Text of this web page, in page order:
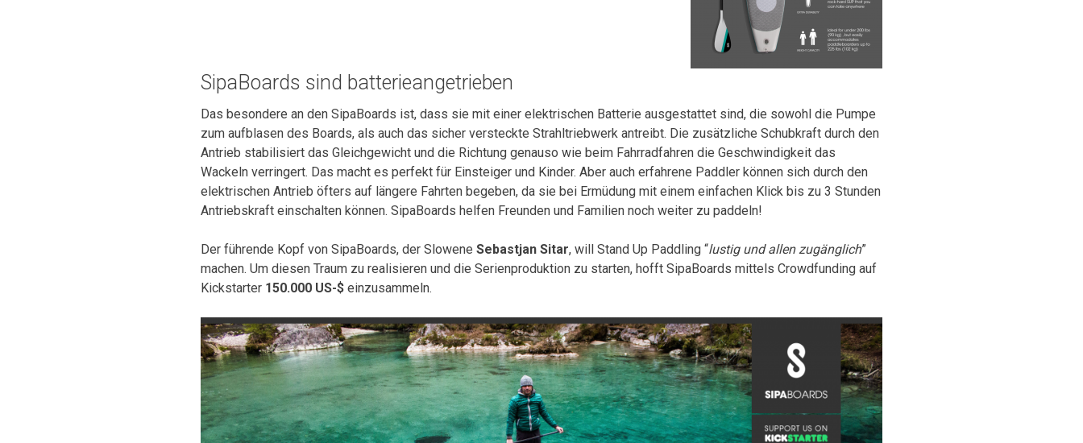
SipaBoards sind batterieangetrieben
Das besondere an den SipaBoards ist, dass sie mit einer elektrischen Batterie ausgestattet sind, die sowohl die Pumpe
zum aufblasen des Boards, als auch das sicher versteckte Strahltriebwerk antreibt. Die zusätzliche Schubkraft durch den
Antrieb stabilisiert das Gleichgewicht und die Richtung genauso wie beim Fahrradfahren die Geschwindigkeit das
Wackeln verringert. Das macht es perfekt für Einsteiger und Kinder. Aber auch erfahrene Paddler können sich durch den
elektrischen Antrieb öfters auf längere Fahrten begeben, da sie bei Ermüdung mit einem einfachen Klick bis zu 3 Stunden
Antriebskraft einschalten können. SipaBoards helfen Freunden und Familien noch weiter zu paddeln!
Der führende Kopf von SipaBoards, der Slowene Sebastjan Sitar, will Stand Up Paddling “lustig und allen zugänglich”
machen. Um diesen Traum zu realisieren und die Serienproduktion zu starten, hofft SipaBoards mittels Crowdfunding auf
Kickstarter 150.000 US-$ einzusammeln.